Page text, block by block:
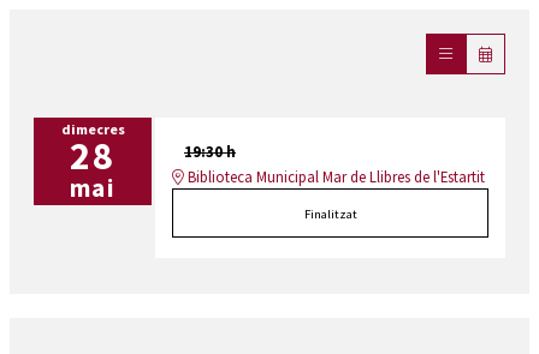
dimecres
28
mai
19:30 h
Biblioteca Municipal Mar de Llibres de l'Estartit
Finalitzat